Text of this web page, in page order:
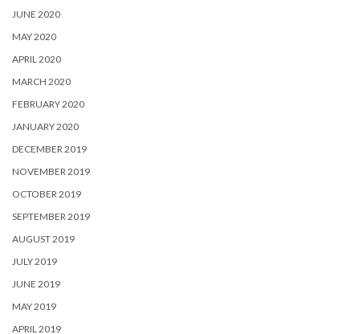
JUNE 2020
MAY 2020
APRIL 2020
MARCH 2020
FEBRUARY 2020
JANUARY 2020
DECEMBER 2019
NOVEMBER 2019
OCTOBER 2019
SEPTEMBER 2019
AUGUST 2019
JULY 2019
JUNE 2019
MAY 2019
APRIL 2019